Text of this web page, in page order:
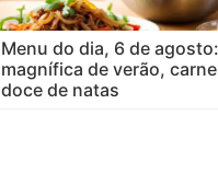
Menu do dia, 6 de
magnífica de verão,
doce de natas